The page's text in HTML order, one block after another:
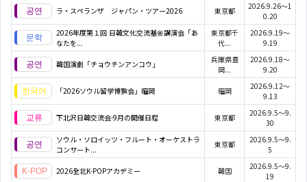
ラ・スペランザ ジャパン・ツアー2026 東京都
2026.9.26～1
0.20
2026年度第１回 日韓文化交流基金講演会「あ
なたを...
東京都千
代...
2026.9.19～
9.19
韓国演劇「チョウチンアンコウ」
兵庫県豊
岡...
2026.9.18～
9.20
「2026ソウル留学博覧会」福岡 福岡
2026.9.12～
9.13
下北沢日韓交流会-9月の開催日程 東京都
2026.9.5～9.
30
ソウル・ソロイッツ・フルート・オーケストラ
コンサート...
東京都
2026.9.5～9.
5
2026全北K-POPアカデミー 韓国
2026.9.5～9.
19